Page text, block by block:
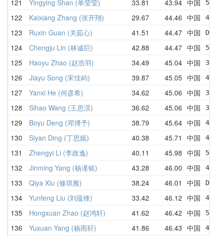
121 Yingying Shan (单莹莹) 33.81 43.94 中国
122 Kaixiang Zhang (张开翔) 29.67 44.46 中国
123 Ruxin Guan (关茹心) 41.51 44.47 中国
124 Chengju Lin (林诚巨) 42.88 44.47 中国
125 Haoyu Zhao (赵浩羽) 34.49 45.04 中国
126 Jiayu Song (宋佳屿) 39.87 45.05 中国
127 Yanxi He (何彦希) 34.62 45.06 中国
128 Sihao Wang (王思淏) 36.62 45.06 中国
129 Boyu Deng (邓博予) 38.79 45.64 中国
130 Siyan Ding (丁思嫣) 40.38 45.71 中国
131 Zhengyi Li (李政逸) 40.11 45.98 中国
132 Jinming Yang (杨谨铭) 43.28 46.00 中国
133 Qiya Xiu (修琪雅) 38.24 46.01 中国
134 Yunfeng Liu (刘蕴锋) 33.42 46.12 中国
135 Hongxuan Zhao (赵鸿轩) 41.62 46.42 中国
136 Yuxuan Yang (杨雨轩) 41.86 46.43 中国